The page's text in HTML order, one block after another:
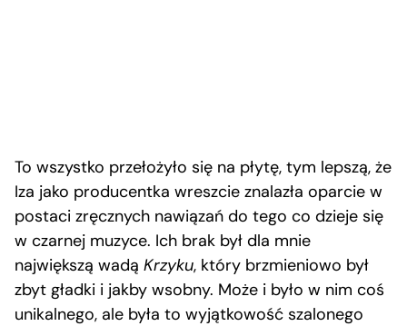
To wszystko przełożyło się na płytę, tym lepszą, że
Iza jako producentka wreszcie znalazła oparcie w
postaci zręcznych nawiązań do tego co dzieje się
w czarnej muzyce. Ich brak był dla mnie
największą wadą Krzyku, który brzmieniowo był
zbyt gładki i jakby wsobny. Może i było w nim coś
unikalnego, ale była to wyjątkowość szalonego